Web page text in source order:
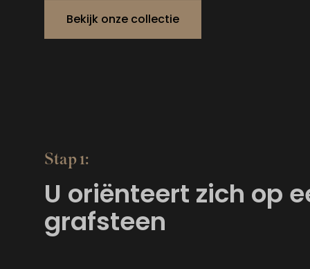
Bekijk onze collectie
Stap 1:
U oriënteert zich op
grafsteen